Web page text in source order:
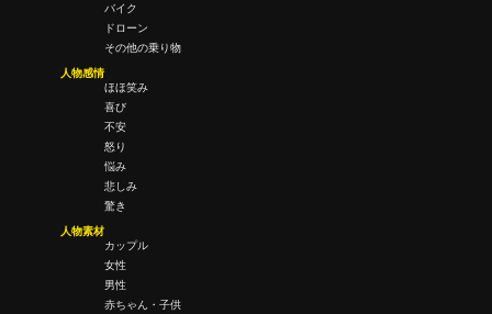
バイク
ドローン
その他の乗り物
人物感情
ほほ笑み
喜び
不安
怒り
悩み
悲しみ
驚き
人物素材
カップル
女性
男性
赤ちゃん・子供